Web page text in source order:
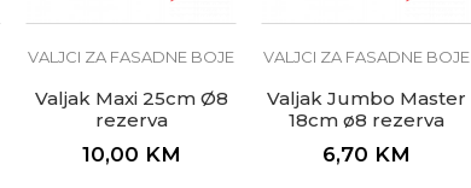
VALJCI ZA FASADNE BOJE
Valjak Maxi 25cm Ø8
rezerva
10,00 KM
VALJCI ZA FASADNE BOJE
Valjak Jumbo Master
18cm ø8 rezerva
6,70 KM